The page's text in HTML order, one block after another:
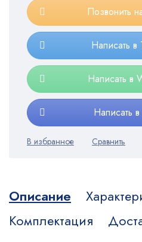
Позвонить
Написать в
Написать в
Написать
Описание
Комплектация